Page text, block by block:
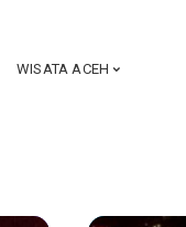
WISATA ACEH